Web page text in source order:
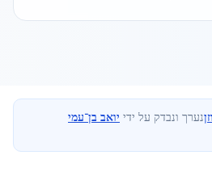
נערך ונבדק על ידי יואב בן־עמי